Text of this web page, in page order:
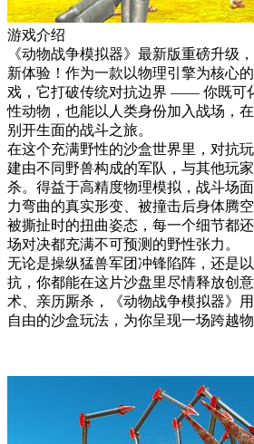
游戏介绍
《动物战争模拟器》最新版重磅升级
新体验！作为一款以物理引擎为核心
戏，它打破传统对抗边界 —— 你既可
性动物，也能以人类身份加入战场，
别开生面的战斗之旅。
在这个充满野性的沙盒世界里，对抗
建由不同野兽构成的军队，与其他玩
杀。得益于高精度物理模拟，战斗场
力弯曲的真实形变、被撞击后身体腾
被撕扯时的扭曲姿态，每一个细节都
场对决都充满不可预测的野性张力。
无论是操纵猛兽军团冲锋陷阵，还是
抗，你都能在这片沙盘里尽情释放创
术、亲历厮杀，《动物战争模拟器》
自由的沙盒玩法，为你呈现一场跨越